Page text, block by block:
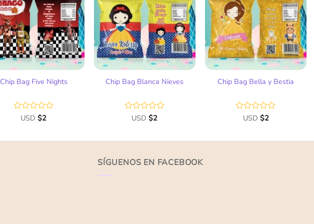
a la
lista
de
deseos
Chip Bag Five Nights
Valorado
de
USD$2
a la
lista
de
deseos
Chip Bag Blanca Nieves
Valorado
de
USD$2
a la
lista
de
deseos
Chip Bag Bella y Bestia
Valorado
de
USD $2
SÍGUENOS EN FACEBOOK